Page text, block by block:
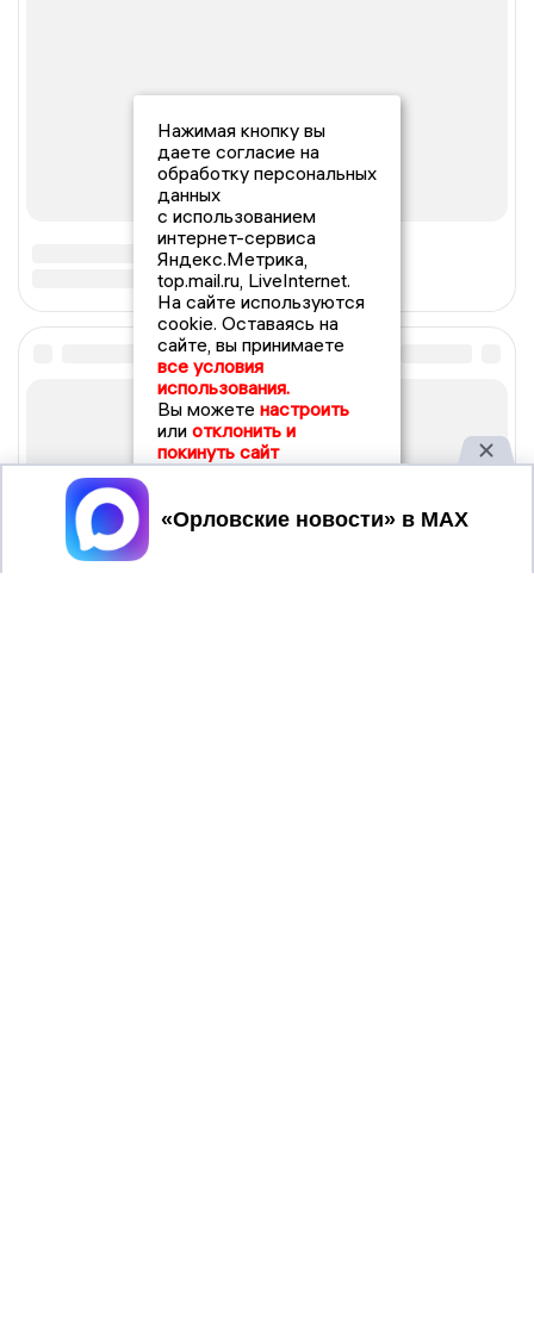
Нажимая кнопку вы
даете согласие на
обработку персональных
данных
с использованием
интернет-сервиса
Яндекс.Метрика,
top.mail.ru, LiveInternet.
На сайте используются
cookie. Оставаясь на
сайте, вы принимаете
все условия
использования.
Вы можете настроить
или отклонить и
покинуть сайт
Принять